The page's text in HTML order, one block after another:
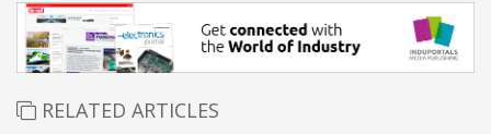
RELATED ARTICLES